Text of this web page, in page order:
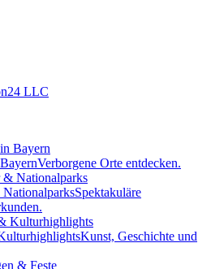
Verborgene Orte entdecken.
Spektakuläre
Kunst, Geschichte und